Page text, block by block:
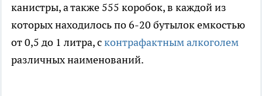
канистры, а также 555 коробок, в каждой из
которых находилось по 6-20 бутылок емкостью
от 0,5 до 1 литра, сконтрафактным алкоголем
различных наименований.